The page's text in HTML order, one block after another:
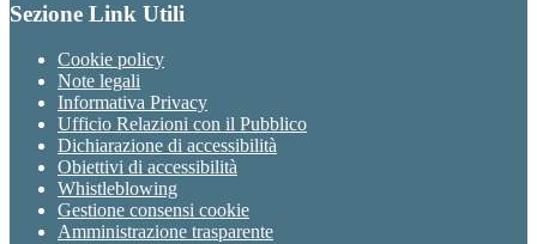
Sezione Link Utili
Cookie policy
Note legali
Informativa Privacy
Ufficio Relazioni con il Pubblico
Dichiarazione di accessibilità
Obiettivi di accessibilità
Whistleblowing
Gestione consensi cookie
Amministrazione trasparente